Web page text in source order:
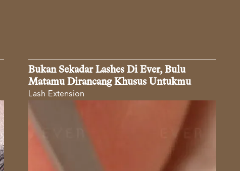
Bukan Sekadar Lashes Di Ever, Bulu
Matamu Dirancang Khusus Untukmu
Lash Extension